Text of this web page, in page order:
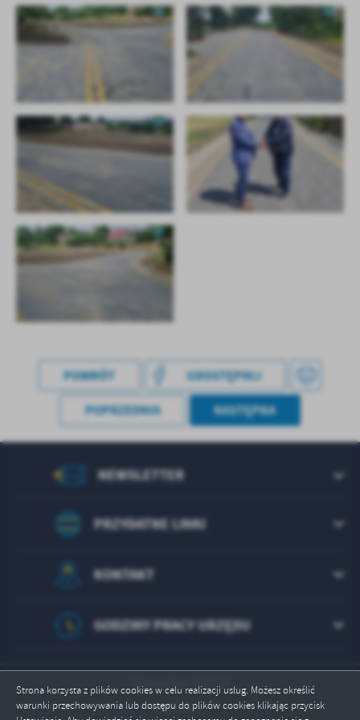
Strona korzysta z plików cookies w celu realizacji usług. Możesz określić
warunki przechowywania lub dostępu do plików cookies klikając przycisk
treści w postaci wiadomości, ofert, komunikatów mediów
społecznościowych.
POWRÓT UDOSTĘPNIJ
POPRZEDNIA NASTĘPNA
PRZYDATNE LINKI
KONTAKT
NEWSLETTER
GODZINY PRACY URZĘDU
Odwiedzin: 222386
Online: 4